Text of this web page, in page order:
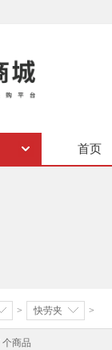
首页
> 快劳夹 >
个商品